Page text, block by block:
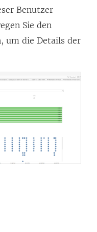
Benutzer
Sie den
um die Details der